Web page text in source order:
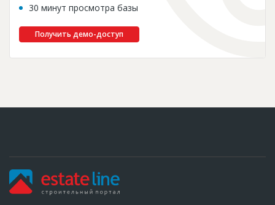
30 минут просмотра базы
Получить демо-доступ